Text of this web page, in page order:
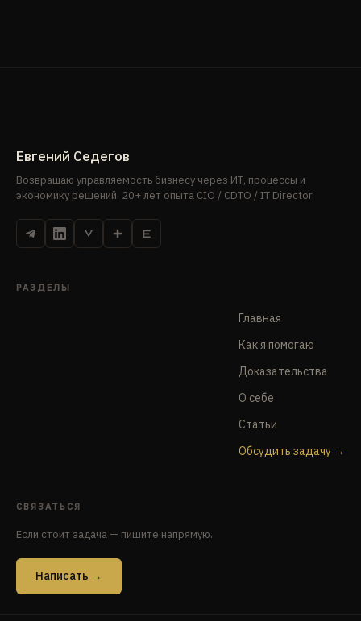
Евгений Седегов
Возвращаю управляемость бизнесу через ИТ, процессы и
экономику решений. 20+ лет опыта CIO / CDTO / IT Director.
РАЗДЕЛЫ
Главная
Как я помогаю
Доказательства
О себе
Статьи
Обсудить задачу
СВЯЗАТЬСЯ
Если стоит задача — пишите напрямую.
Написать →